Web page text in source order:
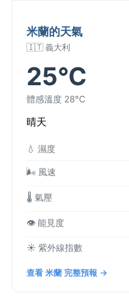
米蘭的天氣
🇮🇹 義大利
25°C
體感溫度 28°C
晴天
💧 濕度
🌬️ 風速
🌡️ 氣壓
👁️ 能見度
☀️ 紫外線指數
查看 米蘭 完整預報 →